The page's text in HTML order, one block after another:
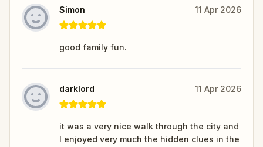
Simon 11 Apr 2026
good family fun.
darklord 11 Apr 2026
it was a very nice walk through the city and
I enjoyed very much the hidden clues in the